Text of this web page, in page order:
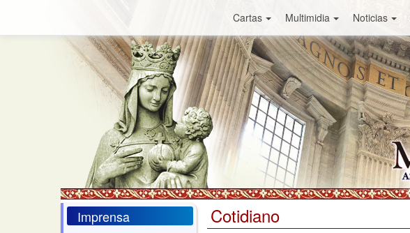
Cartas Multimidia Noticias
Imprensa Cotidiano